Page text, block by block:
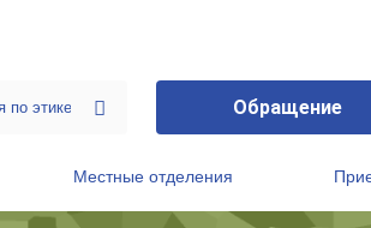
Обращение
Местные отделения